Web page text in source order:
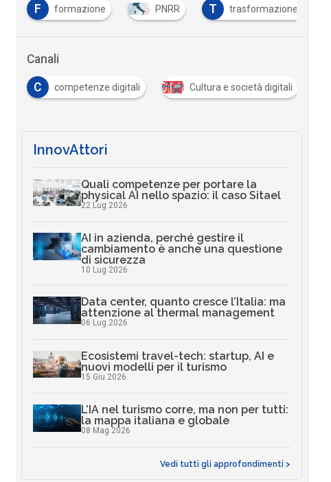
F formazione PNRR T trasformazione digitale
Canali
C competenze digitali Cultura e società digitali
InnovAttori
Quali competenze per portare la
physical AI nello spazio: il caso Sitael
22 Lug 2026
AI in azienda, perché gestire il
cambiamento è anche una questione
di sicurezza
10 Lug 2026
Data center, quanto cresce l’Italia: ma
attenzione al thermal management
06 Lug 2026
Ecosistemi travel-tech: startup, AI e
nuovi modelli per il turismo
15 Giu 2026
L’IA nel turismo corre, ma non per tutti:
la mappa italiana e globale
08 Mag 2026
Vedi tutti gli approfondimenti >